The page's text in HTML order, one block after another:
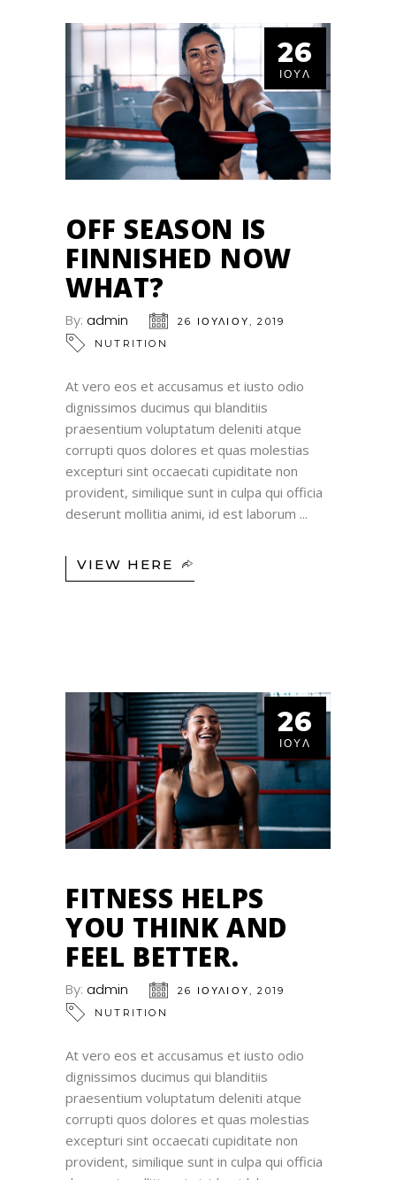
26
ΙΟΎΛ
OFF SEASON IS
FINNISHED NOW
WHAT?
By: admin
26 ΙΟΥΛΊΟΥ, 2019
NUTRITION
At vero eos et accusamus et iusto odio
dignissimos ducimus qui blanditiis
praesentium voluptatum deleniti atque
corrupti quos dolores et quas molestias
excepturi sint occaecati cupiditate non
provident, similique sunt in culpa qui officia
deserunt mollitia animi, id est laborum
VIEW HERE
26
ΙΟΎΛ
FITNESS HELPS
YOU THINK AND
FEEL BETTER.
By: admin
26 ΙΟΥΛΊΟΥ, 2019
NUTRITION
At vero eos et accusamus et iusto odio
dignissimos ducimus qui blanditiis
praesentium voluptatum deleniti atque
corrupti quos dolores et quas molestias
excepturi sint occaecati cupiditate non
provident, similique sunt in culpa qui officia